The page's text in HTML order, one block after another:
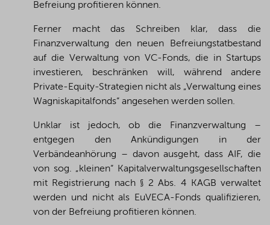
Befreiung profitieren können.
Ferner macht das Schreiben klar, dass die
Finanzverwaltung den neuen Befreiungstatbestand
auf die Verwaltung von VC-Fonds, die in Startups
investieren, beschränken will, während andere
Private-Equity-Strategien nicht als „Verwaltung eines
Wagniskapitalfonds“ angesehen werden sollen.
Unklar ist jedoch, ob die Finanzverwaltung –
entgegen den Ankündigungen in der
Verbändeanhörung – davon ausgeht, dass AIF, die
von sog. „kleinen“ Kapitalverwaltungsgesellschaften
mit Registrierung nach § 2 Abs. 4 KAGB verwaltet
werden und nicht als EuVECA-Fonds qualifizieren,
von der Befreiung profitieren können.